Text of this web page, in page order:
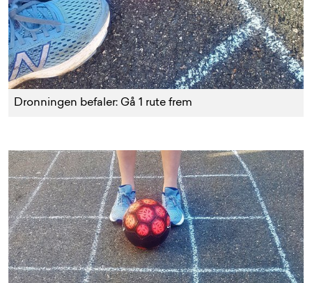
Dronningen befaler: Gå 1 rute frem